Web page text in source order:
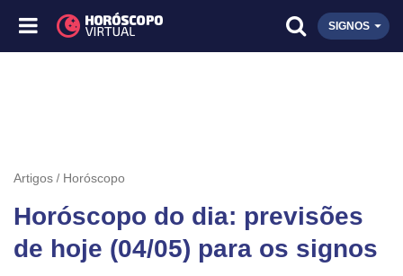
SIGNOS
Artigos Horóscopo
Horóscopo do dia: previsões
de hoje (04/05) para os signos